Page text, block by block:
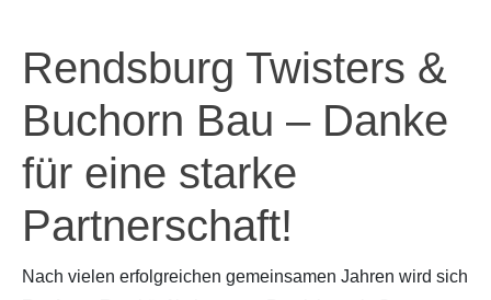
Rendsburg Twisters &
Buchorn Bau – Danke
für eine starke
Partnerschaft!
Nach vielen erfolgreichen gemeinsamen Jahren wird sich